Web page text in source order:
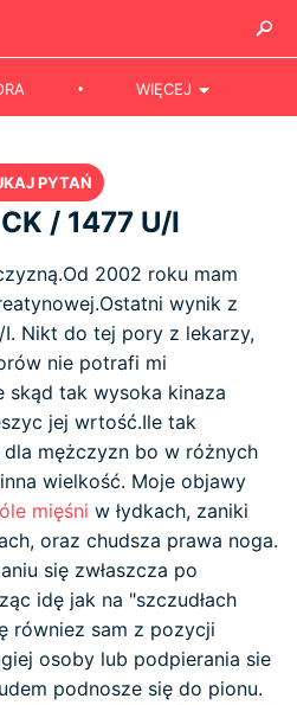
WIĘCEJ
PYTAŃ
/ 1477 U/I
2002 roku mam
wynik z
Nikt do tej pory z lekarzy,
nie potrafi mi
skąd tak wysoka kinaza
jej wrtość.Ile tak
mężczyzn bo w różnych
wielkość. Moje objawy
mięśni w łydkach, zaniki
oraz chudsza prawa noga.
się zwłaszcza po
idę jak na "szczudłach
równiez sam z pozycji
osoby lub podpierania sie
podnosze się do pionu.